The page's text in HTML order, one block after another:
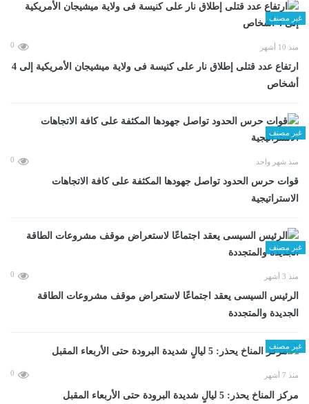
غير مصنف
منذ 10 أشهر 0
ارتفاع عدد قتلى إطلاق نار على كنيسة فى ولاية ميشيجان الأمريكية إلى 4
أشخاص
غير مصنف
منذ شهر واحد 0
قوات حرس الحدود تواصل جهودها المكثفة على كافة الاتجاهات
الاستراتيجية
غير مصنف
منذ 3 أشهر 0
الرئيس السيسى يعقد اجتماعًا لاستعراض موقف مشروعات الطاقة
الجديدة والمتجددة
غير مصنف
منذ 7 أشهر 0
مركز المناخ يحذر: 5 ليالٍ شديدة البرودة حتى الأربعاء المقبل